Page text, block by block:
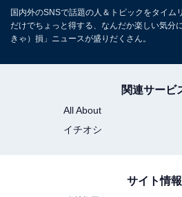
国内外のSNSで話題の人＆トピックをタイム
だけでちょっと得する、なんだか楽しい気分
きゃ）損」ニュースが盛りだくさん。
関連サービ
All About
イチオシ
サイト情報